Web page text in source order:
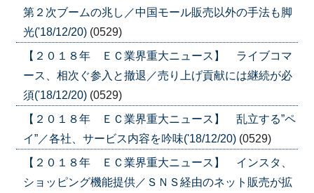
第２次ブームの兆し／中国モール販売以外の手法も脚
光('18/12/20) (0529)
【２０１８年 ＥＣ業界重大ニュース】 ライブコマ
ース、相次ぐ参入と撤退／売り上げ貢献には継続が必
須('18/12/20) (0529)
【２０１８年 ＥＣ業界重大ニュース】 乱立する”ペ
イ”／各社、サービス内容を吟味('18/12/20) (0529)
【２０１８年 ＥＣ業界重大ニュース】 インスタ、
ショッピング機能提供／ＳＮＳ経由のネット販売が拡